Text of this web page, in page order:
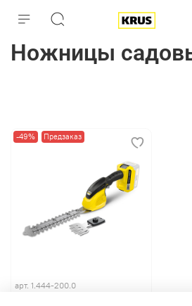
Ножницы
-49% Предзаказ
арт. 1.444-200.0